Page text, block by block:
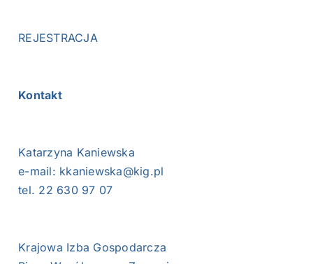
REJESTRACJA
Kontakt
Katarzyna Kaniewska
e-mail: kkaniewska@kig.pl
tel. 22 630 97 07
Krajowa Izba Gospodarcza